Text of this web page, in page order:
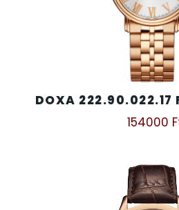
DOXA 222.90.022.17
154000